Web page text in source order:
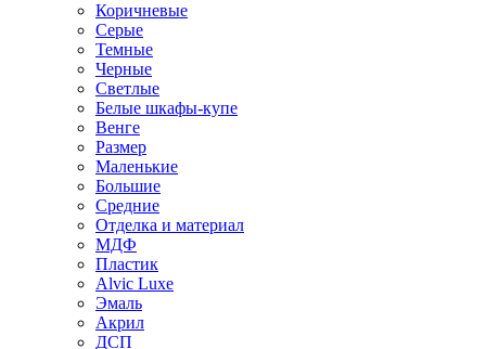
Коричневые
Серые
Темные
Черные
Светлые
Белые шкафы-купе
Венге
Размер
Маленькие
Большие
Средние
Отделка и материал
МДФ
Пластик
Alvic Luxe
Эмаль
Акрил
ДСП